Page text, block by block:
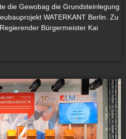
die Gewobag die Grundsteinlegung
WATERKANT Berlin. Zu
Bürgermeister Kai